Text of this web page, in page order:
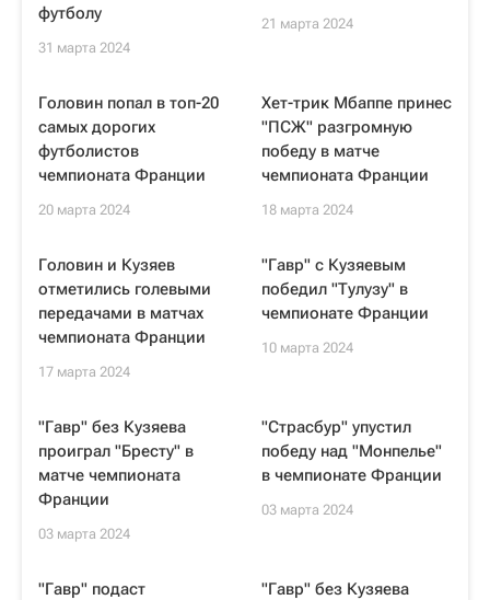
футболу
31 марта 2024
21 марта 2024
Головин попал в топ-20
самых дорогих
футболистов
чемпионата Франции
20 марта 2024
Хет-трик Мбаппе принес
"ПСЖ" разгромную
победу в матче
чемпионата Франции
18 марта 2024
Головин и Кузяев
отметились голевыми
передачами в матчах
чемпионата Франции
17 марта 2024
"Гавр" с Кузяевым
победил "Тулузу" в
чемпионате Франции
10 марта 2024
"Гавр" без Кузяева
проиграл "Бресту" в
матче чемпионата
Франции
03 марта 2024
"Страсбур" упустил
победу над "Монпелье"
в чемпионате Франции
03 марта 2024
"Гавр" подаст
"Гавр" без Кузяева